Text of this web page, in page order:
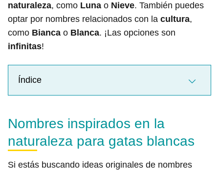
naturaleza, como Luna o Nieve. También puedes
optar por nombres relacionados con la cultura,
como Bianca o Blanca. ¡Las opciones son
infinitas!
Índice
Nombres inspirados en la
naturaleza para gatas blancas
Si estás buscando ideas originales de nombres